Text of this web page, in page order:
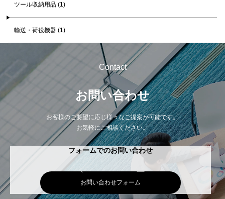
ツール収納用品 (1)
輸送・荷役機器 (1)
Contact
お問い合わせ
お客様のご要望に応じ様々なご提案が可能です。
お気軽にご相談ください。
フォームでのお問い合わせ
お問い合わせフォーム